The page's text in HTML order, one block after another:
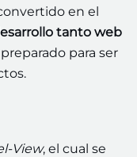
en el
tanto web
para ser
View, el cual se